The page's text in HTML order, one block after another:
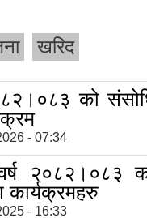
खरिद
को
- 07:34
२०८२।०८३
- 16:33